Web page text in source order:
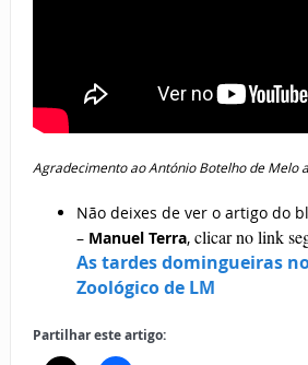
Agradecimento ao António Botelho de Melo
Não deixes de ver o artigo do
– Manuel Terra, clicar no link
As tardes domingueiras
Zoológico de LM
Partilhar este artigo: